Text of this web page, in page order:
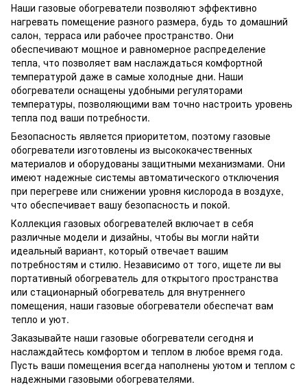
Наши газовые обогреватели позволяют эффективно
нагревать помещение разного размера, будь то домашний
салон, терраса или рабочее пространство. Они
обеспечивают мощное и равномерное распределение
тепла, что позволяет вам наслаждаться комфортной
температурой даже в самые холодные дни. Наши
обогреватели оснащены удобными регуляторами
температуры, позволяющими вам точно настроить уровень
тепла под ваши потребности.
Безопасность является приоритетом, поэтому газовые
обогреватели изготовлены из высококачественных
материалов и оборудованы защитными механизмами. Они
имеют надежные системы автоматического отключения
при перегреве или снижении уровня кислорода в воздухе,
что обеспечивает вашу безопасность и покой.
Коллекция газовых обогревателей включает в себя
различные модели и дизайны, чтобы вы могли найти
идеальный вариант, который отвечает вашим
потребностям и стилю. Независимо от того, ищете ли вы
портативный обогреватель для открытого пространства
или стационарный обогреватель для внутреннего
помещения, наши газовые обогреватели обеспечат вам
тепло и уют.
Заказывайте наши газовые обогреватели сегодня и
наслаждайтесь комфортом и теплом в любое время года.
Пусть ваши помещения всегда наполнены уютом и теплом с
надежными газовыми обогревателями.